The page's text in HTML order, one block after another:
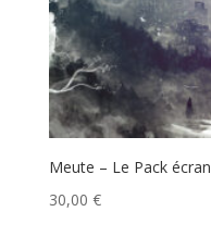
Meute – Le Pack écran
30,00 €